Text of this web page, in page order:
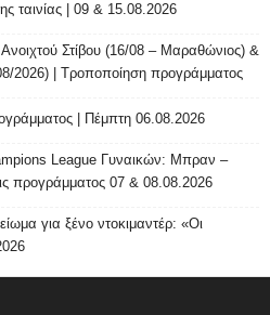
ταινίας | 09 & 15.08.2026
Στίβου (16/08 – Μαραθώνιος) &
2026) | Τροποποίηση προγράμματος
| Πέμπτη 06.08.2026
League Γυναικών: Μπραν –
προγράμματος 07 & 08.08.2026
για ξένο ντοκιμαντέρ: «Οι